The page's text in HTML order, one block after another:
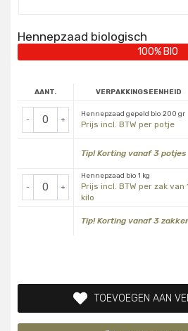
Hennepzaad biologisch
100% BIO
AANT. VERPAKKINGSEENHEID
- +
Hennepzaad gepeld bio 200 gr
Prijs incl. BTW per potje
Tip! Korting vanaf 3 potjes
- +
Hennepzaad bio 1 kg
Prijs incl. BTW per zak van
kilo
Tip! Korting vanaf 3
TOEVOEGEN AAN